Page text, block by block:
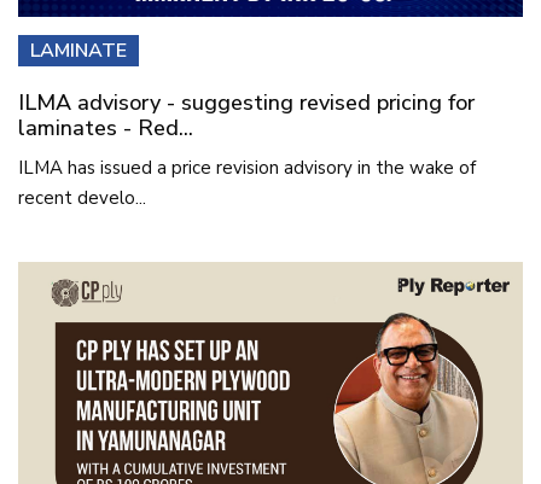
LAMINATE
ILMA advisory - suggesting revised pricing for
laminates - Red...
ILMA has issued a price revision advisory in the wake of
recent develo...